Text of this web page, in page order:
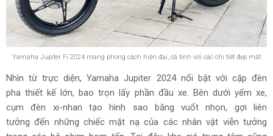
Yamaha Jupiter Fi 2024 mang phong cách hiện đại, cá tính với các chi tiết đẹp mắt
Nhìn từ trực diện, Yamaha Jupiter 2024 nổi bật với cặp đèn
pha thiết kế lớn, bao trọn lấy phần đầu xe. Bên dưới yếm xe,
cụm đèn xi-nhan tạo hình sao băng vuốt nhọn, gợi liên
tưởng đến những chiếc mặt nạ của các nhân vật viễn tưởng